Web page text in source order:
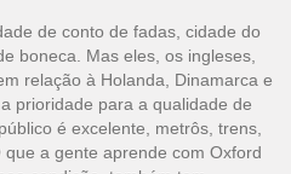
de conto de fadas, cidade do
boneca. Mas eles, os ingleses,
relação à Holanda, Dinamarca e
prioridade para a qualidade de
é excelente, metrôs, trens,
a gente aprende com Oxford